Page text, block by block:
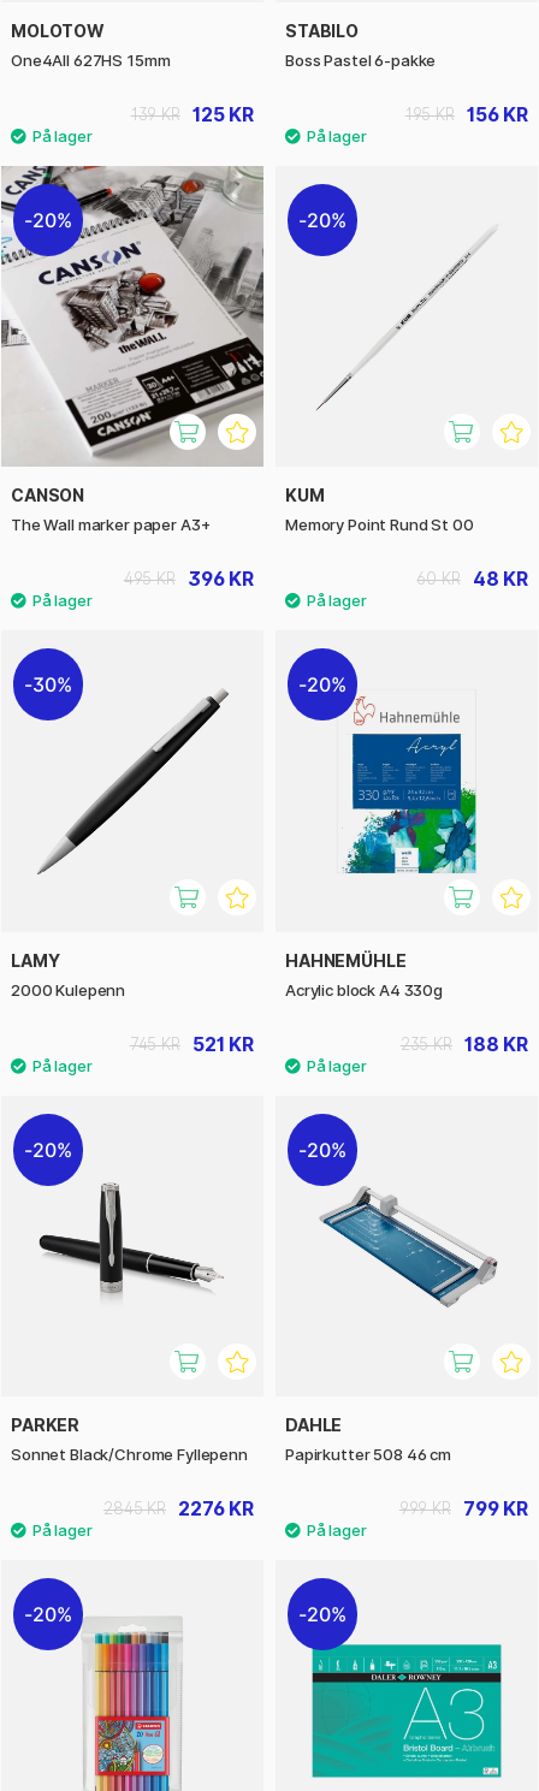
MOLOTOW
One4All 627HS 15mm
125 KR
139 KR
STABILO
Boss Pastel 6-pakke
156 KR
195 KR
20%
CANSON
The Wall marker paper A3+
396 KR
495 KR
20%
KUM
Memory Point Rund St 00
48 KR
60 KR
30%
LAMY
2000 Kulepenn
521 KR
745 KR
20%
HAHNEMÜHLE
Acrylic block A4 330g
188 KR
235 KR
20%
PARKER
Sonnet Black/Chrome Fyllepenn
2276 KR
2845 KR
20%
DAHLE
Papirkutter 508 46 cm
799 KR
999 KR
20% 20%